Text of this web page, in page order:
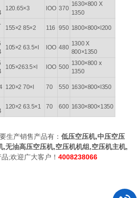
120.65×3 lOO 370
1630×800 X
1350
155×2 85×2 116 950 1800×800×l200
105×2 63.5×l lOO 480
1300 X
800×1350
105×263.5×l lOO 500
1300×800 x
1350
120×2 70×l 70 550 1630×800×l350
120×2 63.5×1 70 600 1630×800×1350
生产销售产品有：低压空压机,中压空压
,无油高压空压机,空压机机组,空压机主机,
品;欢迎广大客户！4008238066